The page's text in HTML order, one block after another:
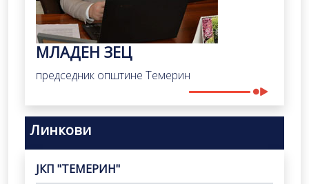
МЛАДЕН ЗЕЦ
председник општине Темерин
Линкови
ЈКП "ТЕМЕРИН"